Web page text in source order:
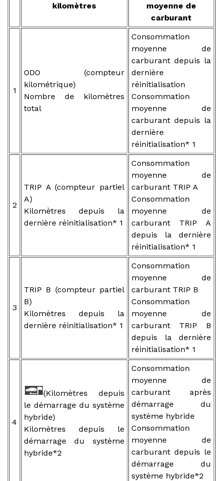
kilomètres
moyenne de
carburant
1
ODO (compteur
kilométrique)
Nombre de kilomètres
total
Consommation
moyenne de
carburant depuis la
dernière
réinitialisation
Consommation
moyenne de
carburant depuis la
dernière
réinitialisation* 1
2
TRIP A (compteur partiel
A)
Kilomètres depuis la
dernière réinitialisation* 1
Consommation
moyenne de
carburant TRIP A
Consommation
moyenne de
carburant TRIP A
depuis la dernière
réinitialisation* 1
3
TRIP B (compteur partiel
B)
Kilomètres depuis la
dernière réinitialisation* 1
Consommation
moyenne de
carburant TRIP B
Consommation
moyenne de
carburant TRIP B
depuis la dernière
réinitialisation* 1
4
(Kilomètres depuis
le démarrage du système
hybride)
Kilomètres depuis le
démarrage du système
hybride*2
Consommation
moyenne de
carburant après
démarrage du
système hybride
Consommation
moyenne de
carburant depuis le
démarrage du
système hybride*2